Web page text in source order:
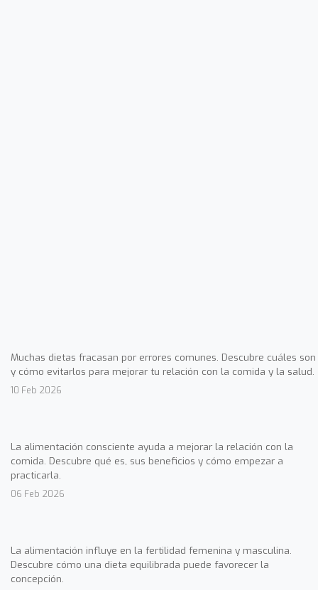
Muchas dietas fracasan por errores comunes. Descubre cuáles son
y cómo evitarlos para mejorar tu relación con la comida y la salud.
10 Feb 2026
La alimentación consciente ayuda a mejorar la relación con la
comida. Descubre qué es, sus beneficios y cómo empezar a
practicarla.
06 Feb 2026
La alimentación influye en la fertilidad femenina y masculina.
Descubre cómo una dieta equilibrada puede favorecer la
concepción.